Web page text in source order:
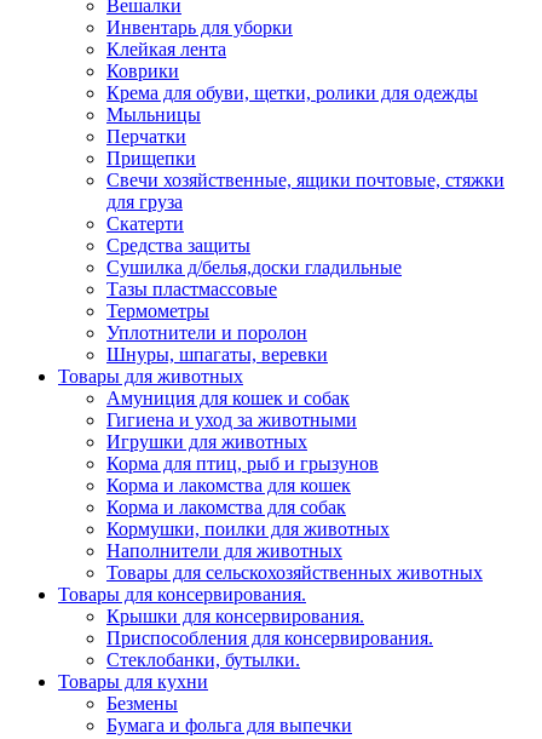
Вешалки
Инвентарь для уборки
Клейкая лента
Коврики
Крема для обуви, щетки, ролики для одежды
Мыльницы
Перчатки
Прищепки
Свечи хозяйственные, ящики почтовые, стяжки
для груза
Скатерти
Средства защиты
Сушилка д/белья,доски гладильные
Тазы пластмассовые
Термометры
Уплотнители и поролон
Шнуры, шпагаты, веревки
Товары для животных
Амуниция для кошек и собак
Гигиена и уход за животными
Игрушки для животных
Корма для птиц, рыб и грызунов
Корма и лакомства для кошек
Корма и лакомства для собак
Кормушки, поилки для животных
Наполнители для животных
Товары для сельскохозяйственных животных
Товары для консервирования.
Крышки для консервирования.
Приспособления для консервирования.
Стеклобанки, бутылки.
Товары для кухни
Безмены
Бумага и фольга для выпечки